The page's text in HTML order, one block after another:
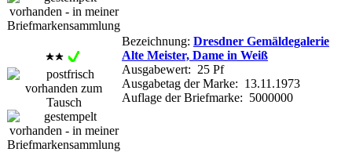
Bezeichnung: Dresdner Gemäldegalerie
Alte Meister, Dame in Weiß
Ausgabewert: 25 Pf
Ausgabetag der Marke: 13.11.1973
Auflage der Briefmarke: 5000000